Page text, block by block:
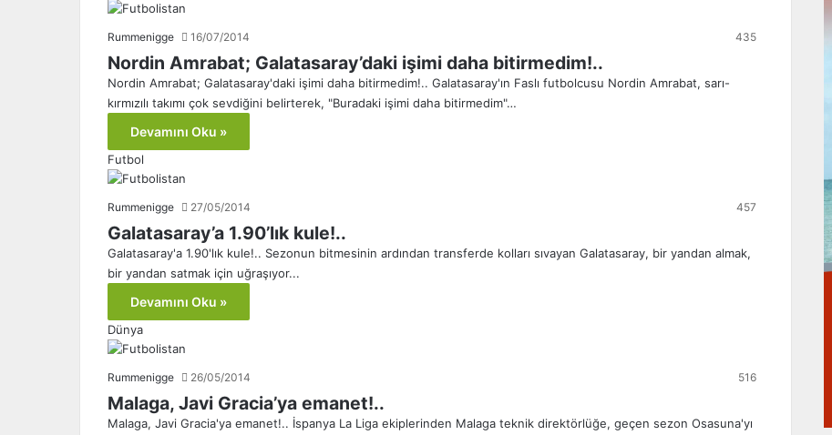
Rummenigge 16/07/2014 435
Nordin Amrabat; Galatasaray’daki işimi daha bitirmedim!..
Nordin Amrabat; Galatasaray'daki işimi daha bitirmedim!.. Galatasaray'ın Faslı futbolcusu Nordin Amrabat, sarı-
kırmızılı takımı çok sevdiğini belirterek, "Buradaki işimi daha bitirmedim"…
Devamını Oku »
Futbol
Rummenigge 27/05/2014 457
Galatasaray’a 1.90’lık kule!..
Galatasaray'a 1.90'lık kule!.. Sezonun bitmesinin ardından transferde kolları sıvayan Galatasaray, bir yandan almak,
bir yandan satmak için uğraşıyor...
Devamını Oku »
Dünya
Rummenigge 26/05/2014 516
Malaga, Javi Gracia’ya emanet!..
Malaga, Javi Gracia'ya emanet!.. İspanya La Liga ekiplerinden Malaga teknik direktörlüğe, geçen sezon Osasuna'yı